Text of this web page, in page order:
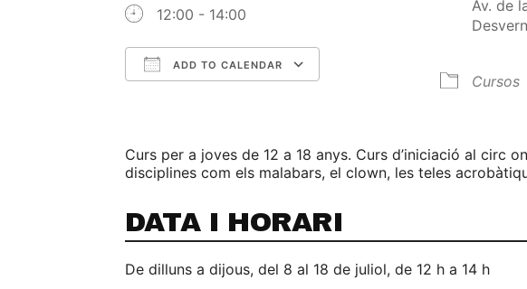
12:00 - 14:00
ADD TO CALENDAR
Av. de
Cursos
Curs per a joves de 12 a 18 anys. Curs d’iniciació al circ
disciplines com els malabars, el clown, les teles
DATA I HORARI
De dilluns a dijous, del 8 al 18 de juliol, de 12 h a 14 h